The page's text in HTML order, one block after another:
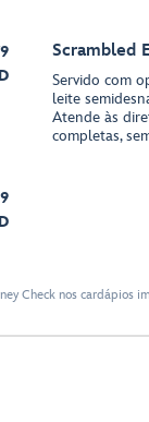
Scrambled
Servido com
leite
Atende às
completas,
Check nos cardápios